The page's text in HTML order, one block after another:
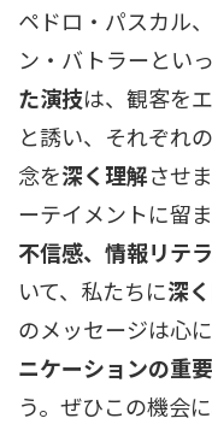
ペドロ・パスカル
ン・バトラーとい
た演技は、観客を
と誘い、それぞれ
念を深く理解させ
ーテイメントに留
不信感、情報リテ
いて、私たちに深
のメッセージは心
ニケーションの重
う。ぜひこの機会に